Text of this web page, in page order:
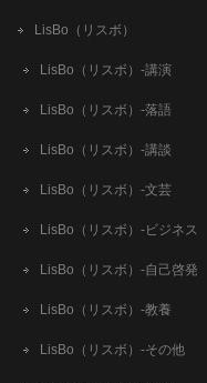
LisBo（リスボ）
LisBo（リスボ）-講演
LisBo（リスボ）-落語
LisBo（リスボ）-講談
LisBo（リスボ）-文芸
LisBo（リスボ）-ビジネス
LisBo（リスボ）-自己啓発
LisBo（リスボ）-教養
LisBo（リスボ）-その他